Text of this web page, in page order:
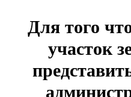
Для того
участок